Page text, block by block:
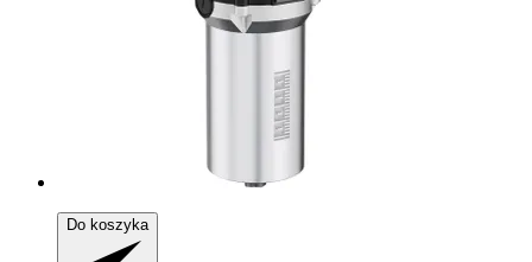
Do koszyka